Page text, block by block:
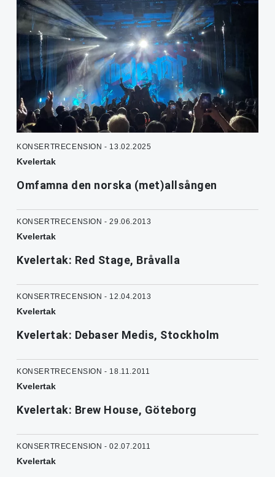
KONSERTRECENSION - 13.02.2025
Kvelertak
Omfamna den norska (met)allsången
KONSERTRECENSION - 29.06.2013
Kvelertak
Kvelertak: Red Stage, Bråvalla
KONSERTRECENSION - 12.04.2013
Kvelertak
Kvelertak: Debaser Medis, Stockholm
KONSERTRECENSION - 18.11.2011
Kvelertak
Kvelertak: Brew House, Göteborg
KONSERTRECENSION - 02.07.2011
Kvelertak